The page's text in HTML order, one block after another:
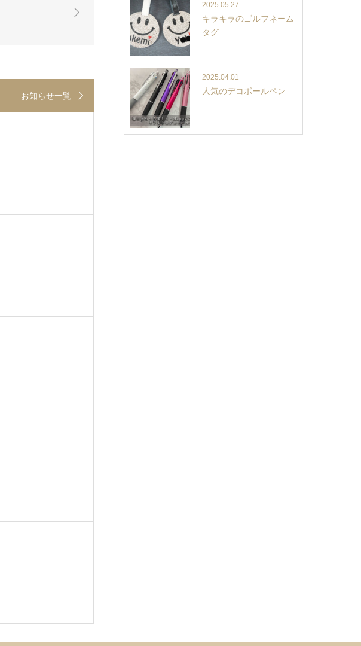
お知らせ一覧
2025.05.27
キラキラのゴルフネーム
タグ
2025.04.01
人気のデコボールペン